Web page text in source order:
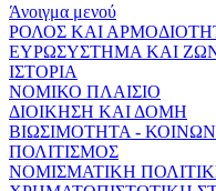
Άνοιγμα μενού
ΡΟΛΟΣ ΚΑΙ
ΕΥΡΩΣΥΣΤΗΜΑ ΚΑΙ
ΙΣΤΟΡΙΑ
ΝΟΜΙΚΟ ΠΛΑΙΣΙΟ
ΔΙΟΙΚΗΣΗ ΚΑΙ ΔΟΜΗ
ΒΙΩΣΙΜΟΤΗΤΑ -
ΠΟΛΙΤΙΣΜΟΣ
ΝΟΜΙΣΜΑΤΙΚΗ